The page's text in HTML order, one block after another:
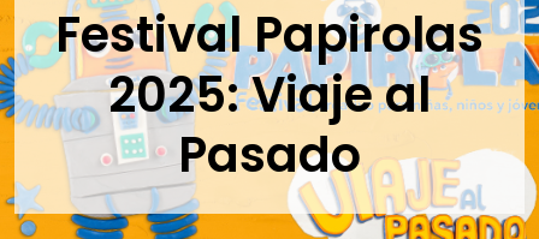
Festival Papirolas
2025: Viaje al
Pasado